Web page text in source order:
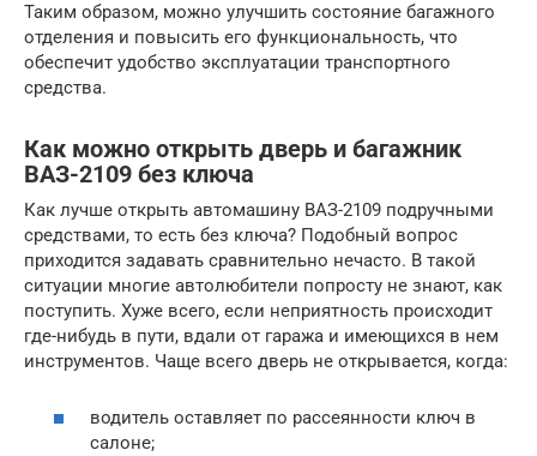
Таким образом, можно улучшить состояние багажного
отделения и повысить его функциональность, что
обеспечит удобство эксплуатации транспортного
средства.
Как можно открыть дверь и багажник
ВАЗ-2109 без ключа
Как лучше открыть автомашину ВАЗ-2109 подручными
средствами, то есть без ключа? Подобный вопрос
приходится задавать сравнительно нечасто. В такой
ситуации многие автолюбители попросту не знают, как
поступить. Хуже всего, если неприятность происходит
где-нибудь в пути, вдали от гаража и имеющихся в нем
инструментов. Чаще всего дверь не открывается, когда:
водитель оставляет по рассеянности ключ в
салоне;